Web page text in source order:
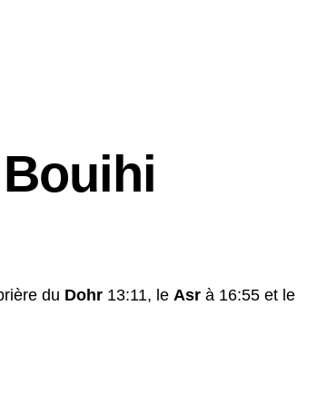
du Dohr 13:11, le Asr à 16:55 et le